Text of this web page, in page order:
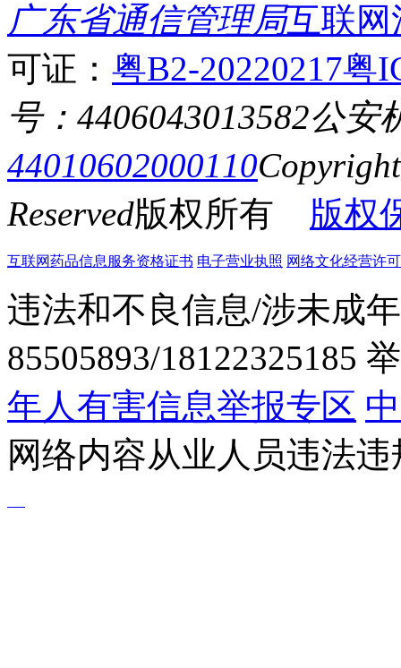
广东省通信管理局互联网
可证： 粤B2-20220217粤
号：4406043013582公安
44010602000110
Reserved版权所有 版权
互联网药品信息服务资格证书 电子营业执照 网络文化经营许
违法和不良信息/涉未成
85505893/18122325185
年人有害信息举报专区
网络内容从业人员违法